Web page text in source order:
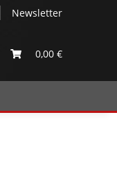
Newsletter
0,00 €